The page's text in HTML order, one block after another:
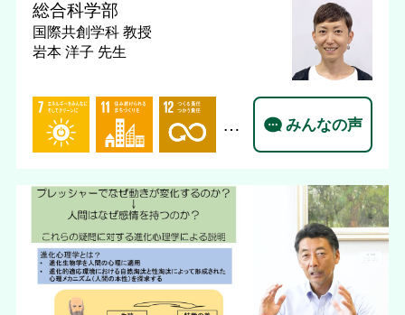
総合科学部
国際共創学科 教授
岩本 洋子 先生
… みんなの声